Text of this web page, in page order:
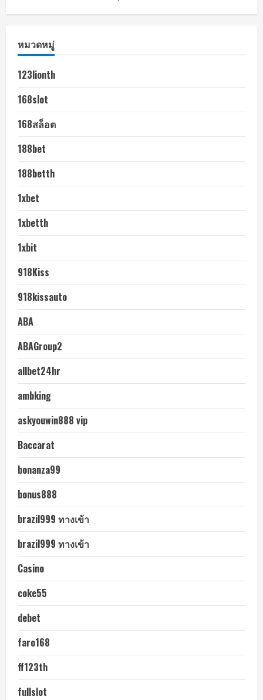
หมวดหมู่
123lionth
168slot
168สล็อต
188bet
188betth
1xbet
1xbetth
1xbit
918Kiss
918kissauto
ABA
ABAGroup2
allbet24hr
ambking
askyouwin888 vip
Baccarat
bonanza99
bonus888
brazil999 ทางเข้า
brazil999 ทางเข้า
Casino
coke55
debet
faro168
ff123th
fullslot